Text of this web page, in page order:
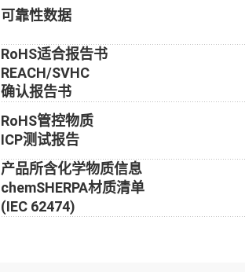
可靠性数据
RoHS适合报告书
REACH/SVHC
确认报告书
RoHS管控物质
ICP测试报告
产品所含化学物质信息
chemSHERPA材质清单
(IEC 62474)